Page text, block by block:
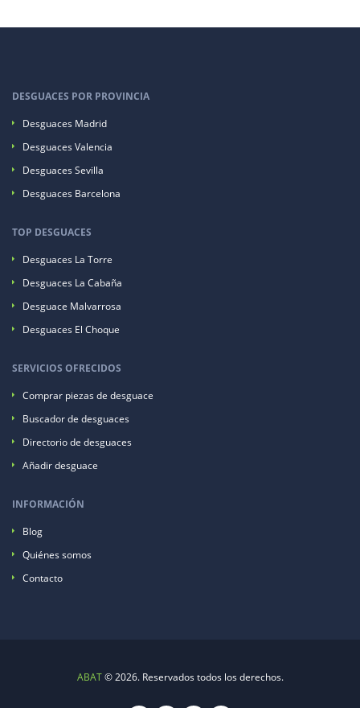
DESGUACES POR PROVINCIA
Desguaces Madrid
Desguaces Valencia
Desguaces Sevilla
Desguaces Barcelona
TOP DESGUACES
Desguaces La Torre
Desguaces La Cabaña
Desguace Malvarrosa
Desguaces El Choque
SERVICIOS OFRECIDOS
Comprar piezas de desguace
Buscador de desguaces
Directorio de desguaces
Añadir desguace
INFORMACIÓN
Blog
Quiénes somos
Contacto
ABAT© 2026. Reservados todos los derechos.